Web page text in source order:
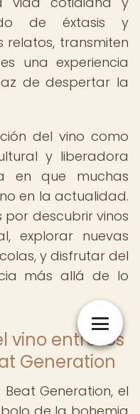
de éxtasis y
relatos, transmiten
una experiencia
de despertar la
del vino como
y liberadora
en que muchas
en la actualidad.
por descubrir vinos
explorar nuevas
y disfrutar del
más allá de lo
vino entre los
Generation
Generation, el